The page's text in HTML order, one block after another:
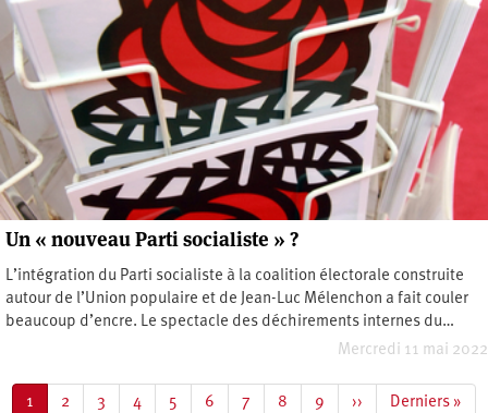
Un « nouveau Parti socialiste » ?
L’intégration du Parti socialiste à la coalition électorale construite
autour de l’Union populaire et de Jean-Luc Mélenchon a fait couler
beaucoup d’encre. Le spectacle des déchirements internes du…
Mercredi 11 mai 2022
Page
1 Page
2 Page
3 Page
4 Page
5 Page
6 Page
7 Page
8 Page
9
Page
››
Dernière
Derniers »